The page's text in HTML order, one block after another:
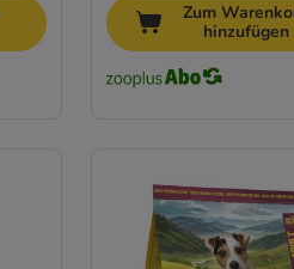
Zum
hinzufügen